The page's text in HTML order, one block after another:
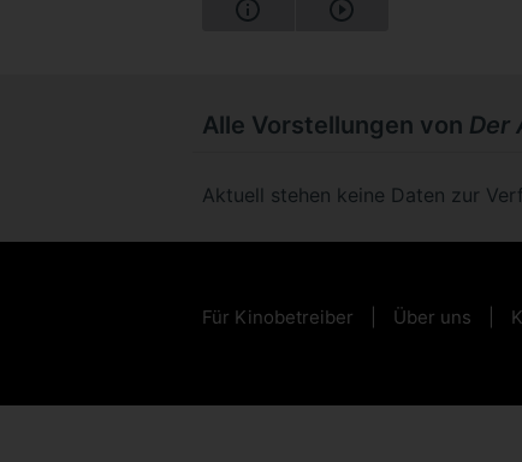
Alle Vorstellungen von Der
Aktuell stehen keine Daten zur
Für Kinobetreiber Über uns